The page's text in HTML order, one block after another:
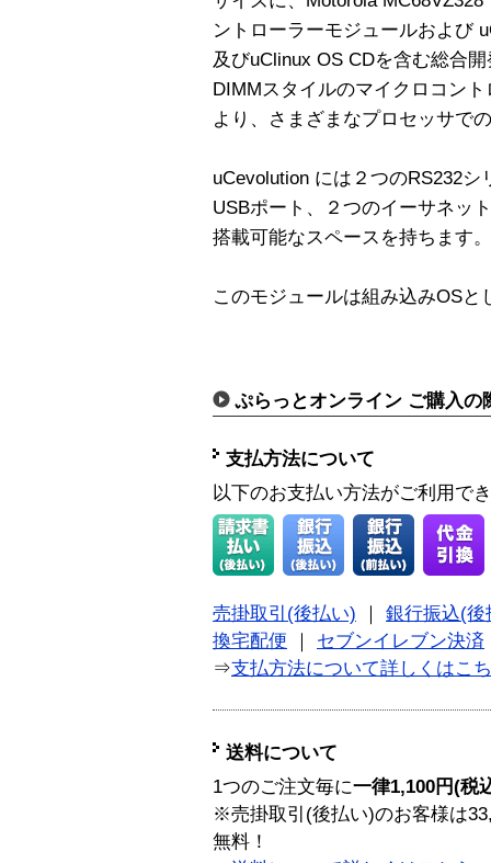
ントローラーモジュールおよび
及びuClinux OS CDを含む総合
DIMMスタイルのマイクロコン
より、さまざまなプロセッサで
uCevolution には２つのRS232
USBポート、２つのイーサネッ
搭載可能なスペースを持ちます。
このモジュールは組み込みOS
ぷらっとオンライン ご購入の
支払方法について
以下のお支払い方法がご利用で
売掛取引(後払い)
銀行振込(後
換宅配便
セブンイレブン決済
⇒支払方法について詳しくはこ
送料について
1つのご注文毎に一律1,100円(税
※売掛取引(後払い)のお客様は
無料！